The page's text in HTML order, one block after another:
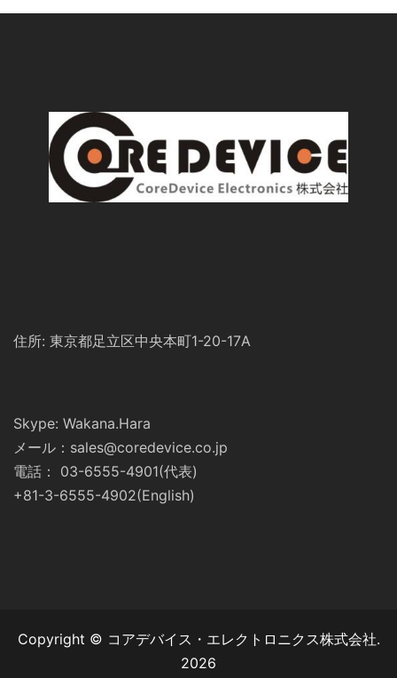
住所: 東京都足立区中央本町1-20-17A
Skype: Wakana.Hara
メール：sales@coredevice.co.jp
電話： 03-6555-4901(代表)
+81-3-6555-4902(English)
Copyright © コアデバイス・エレクトロニクス株式会社.
2026